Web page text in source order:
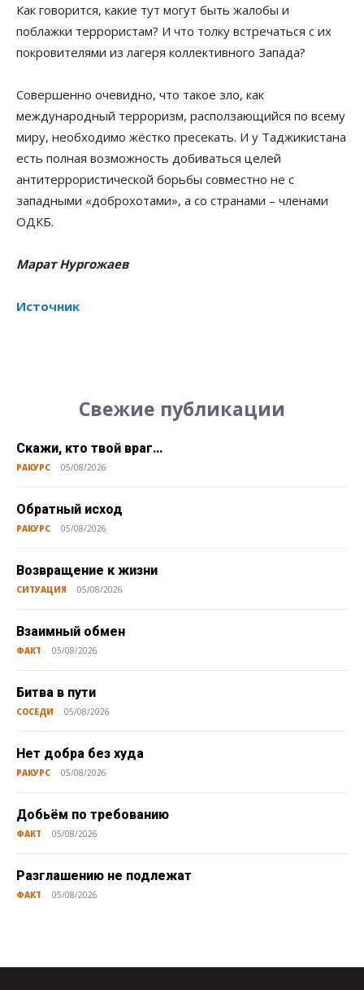
Как говорится, какие тут могут быть жалобы и
поблажки террористам? И что толку встречаться с их
покровителями из лагеря коллективного Запада?
Совершенно очевидно, что такое зло, как
международный терроризм, расползающийся по всему
миру, необходимо жёстко пресекать. И у Таджикистана
есть полная возможность добиваться целей
антитеррористической борьбы совместно не с
западными «доброхотами», а со странами – членами
ОДКБ.
Марат Нургожаев
Источник
Свежие публикации
Скажи, кто твой враг…
РАКУРС 05/08/2026
Обратный исход
РАКУРС 05/08/2026
Возвращение к жизни
СИТУАЦИЯ 05/08/2026
Взаимный обмен
ФАКТ 05/08/2026
Битва в пути
СОСЕДИ 05/08/2026
Нет добра без худа
РАКУРС 05/08/2026
Добьём по требованию
ФАКТ 05/08/2026
Разглашению не подлежат
ФАКТ 05/08/2026